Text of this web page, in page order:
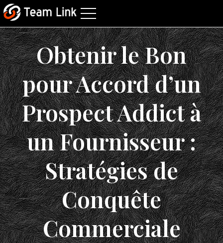
Obtenir le Bon
pour Accord d’un
Prospect Addict à
un Fournisseur :
Stratégies de
Conquête
Commerciale